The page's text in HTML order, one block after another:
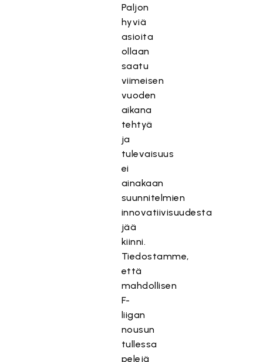
Paljon
hyviä
asioita
ollaan
saatu
viimeisen
vuoden
aikana
tehtyä
ja
tulevaisuus
ei
ainakaan
suunnitelmien
innovatiivisuudesta
jää
kiinni.
Tiedostamme,
että
mahdollisen
F-
liigan
nousun
tullessa
pelejä